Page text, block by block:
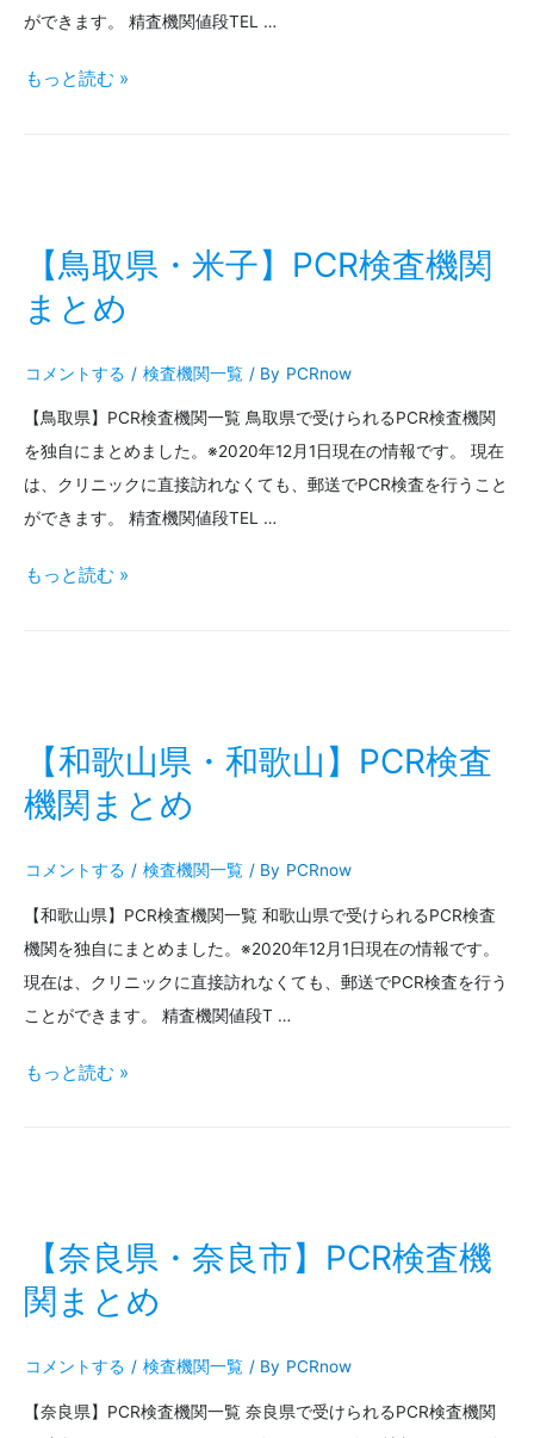
機
関
ができます。 精査機関値段TEL …
【徳
市】
検
査
機
関
ま
もっと読む »
【鳥取県・米子】PCR検査機関
まとめ
コメントする / 検査機関一覧 / By PCRnow
【鳥取県】PCR検査機関一覧 鳥取県で受けられるPCR検査機関
を独自にまとめました。※2020年12月1日現在の情報です。 現在
は、クリニックに直接訪れなくても、郵送でPCR検査を行うこと
ができます。 精査機関値段TEL …
【鳥
子】
PCR
査
機
関
ま
もっと読む »
【和歌山県・和歌山】PCR検査
機関まとめ
コメントする / 検査機関一覧 / By PCRnow
【和歌山県】PCR検査機関一覧 和歌山県で受けられるPCR検査
機関を独自にまとめました。※2020年12月1日現在の情報です。
現在は、クリニックに直接訪れなくても、郵送でPCR検査を行う
ことができます。 精査機関値段T …
【和
歌
PCR
検
もっと読む »
【奈良県・奈良市】PCR検査機
関まとめ
コメントする / 検査機関一覧 / By PCRnow
【奈良県】PCR検査機関一覧 奈良県で受けられるPCR検査機関